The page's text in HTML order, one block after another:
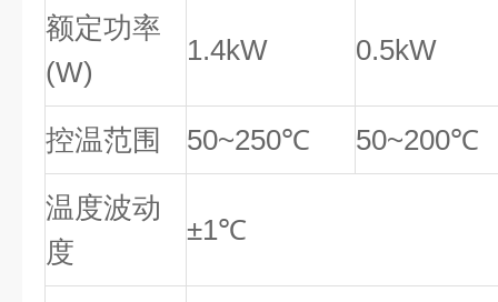
额定功率
(W)
1.4kW 0.5kW
控温范围 50~250℃ 50~200℃
温度波动
度
±1℃